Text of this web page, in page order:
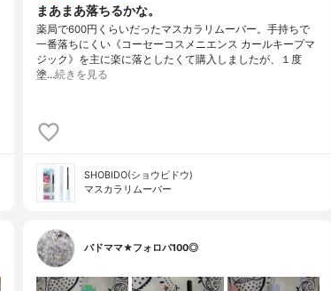
まあまあ落ちるかな。
薬局で600円くらいだったマスカラリムーバー。手持ちで
一番落ちにくい《コーセーコスメニエンス カールキープマ
ジック》を主に楽に落としたくて購入しましたが、１度
塗…続きを見る
SHOBIDO(ショウビドウ)
マスカラリムーバー
バドママ★フォロバ100◎